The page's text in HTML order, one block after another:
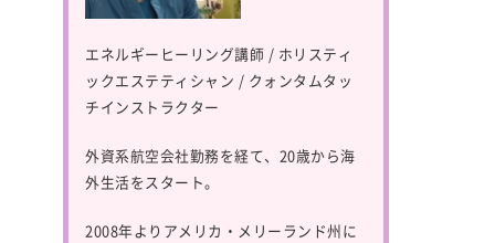
エネルギーヒーリング講師 / ホリスティ
ックエステティシャン / クォンタムタッ
チインストラクター
外資系航空会社勤務を経て、20歳から海
外生活をスタート。
2008年よりアメリカ・メリーランド州に